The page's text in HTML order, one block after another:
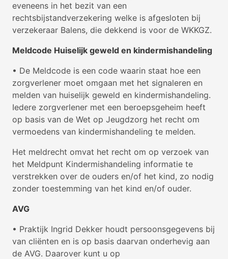
eveneens in het bezit van een
rechtsbijstandverzekering welke is afgesloten bij
verzekeraar Balens, die dekkend is voor de WKKGZ.
Meldcode Huiselijk geweld en kindermishandeling
• De Meldcode is een code waarin staat hoe een
zorgverlener moet omgaan met het signaleren en
melden van huiselijk geweld en kindermishandeling.
Iedere zorgverlener met een beroepsgeheim heeft
op basis van de Wet op Jeugdzorg het recht om
vermoedens van kindermishandeling te melden.
Het meldrecht omvat het recht om op verzoek van
het Meldpunt Kindermishandeling informatie te
verstrekken over de ouders en/of het kind, zo nodig
zonder toestemming van het kind en/of ouder.
AVG
• Praktijk Ingrid Dekker houdt persoonsgegevens bij
van cliënten en is op basis daarvan onderhevig aan
de AVG. Daarover kunt u op